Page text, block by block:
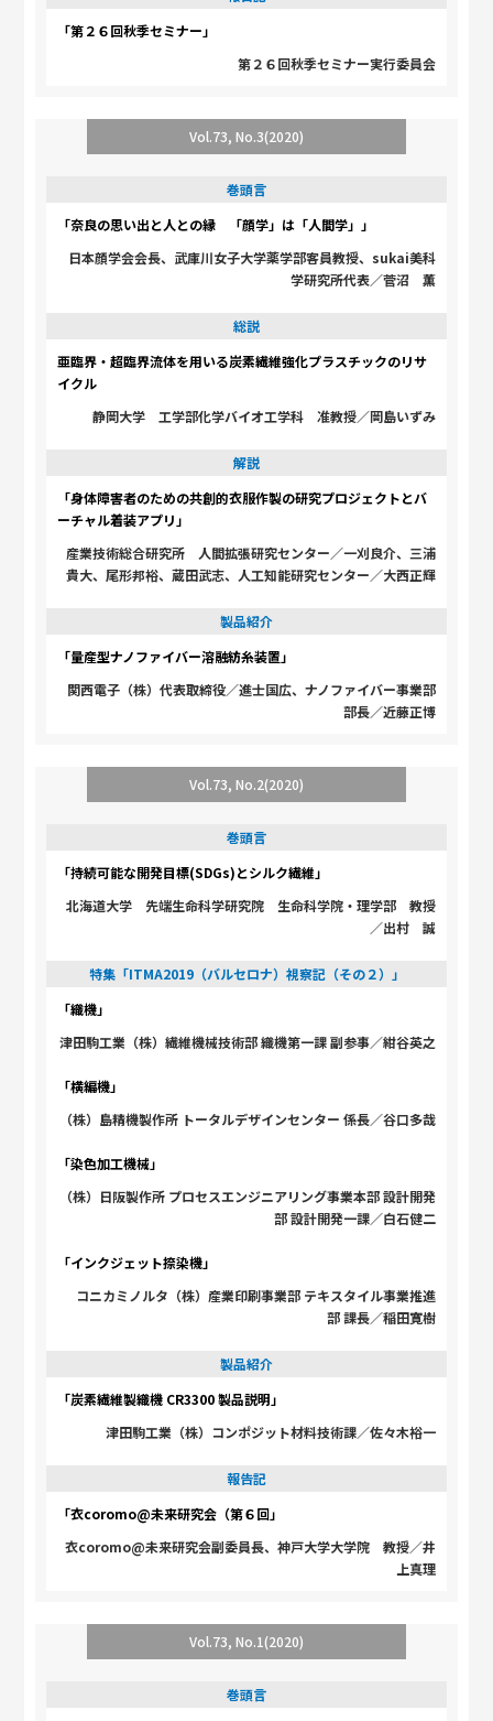
「第２６回秋季セミナー」
第２６回秋季セミナー実行委員会
Vol.73, No.3(2020)
巻頭言
「奈良の思い出と人との縁 「顔学」は「人間学」」
日本顔学会会長、武庫川女子大学薬学部客員教授、sukai美科
学研究所代表／菅沼 薫
総説
亜臨界・超臨界流体を用いる炭素繊維強化プラスチックのリサ
イクル
静岡大学 工学部化学バイオ工学科 准教授／岡島いずみ
解説
「身体障害者のための共創的衣服作製の研究プロジェクトとバ
ーチャル着装アプリ」
産業技術総合研究所 人間拡張研究センター／一刈良介、三浦
貴大、尾形邦裕、蔵田武志、人工知能研究センター／大西正輝
製品紹介
「量産型ナノファイバー溶融紡糸装置」
関西電子（株）代表取締役／進士国広、ナノファイバー事業部
部長／近藤正博
Vol.73, No.2(2020)
巻頭言
「持続可能な開発目標(SDGs)とシルク繊維」
北海道大学 先端生命科学研究院 生命科学院・理学部 教授
／出村 誠
特集「ITMA2019（バルセロナ）視察記（その２）」
「織機」
津田駒工業（株）繊維機械技術部 織機第一課 副参事／紺谷英之
「横編機」
（株）島精機製作所 トータルデザインセンター 係長／谷口多哉
「染色加工機械」
（株）日阪製作所 プロセスエンジニアリング事業本部 設計開発
部 設計開発一課／白石健二
「インクジェット捺染機」
コニカミノルタ（株）産業印刷事業部 テキスタイル事業推進
部 課長／稲田寛樹
製品紹介
「炭素繊維製織機 CR3300 製品説明」
津田駒工業（株）コンポジット材料技術課／佐々木裕一
報告記
「衣coromo@未来研究会（第６回」
衣coromo@未来研究会副委員長、神戸大学大学院 教授／井
上真理
Vol.73, No.1(2020)
巻頭言